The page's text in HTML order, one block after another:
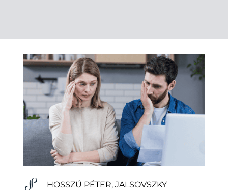
HOSSZÚ PÉTER, JALSOVSZKY